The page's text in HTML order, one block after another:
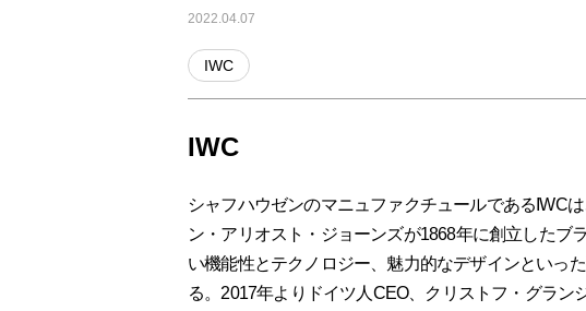
2022.04.07
IWC
IWC
シャフハウゼンのマニュファクチュールであるIWC
ン・アリオスト・ジョーンズが1868年に創立したブ
い機能性とテクノロジー、魅力的なデザインといっ
る。2017年よりドイツ人CEO、クリストフ・グラ